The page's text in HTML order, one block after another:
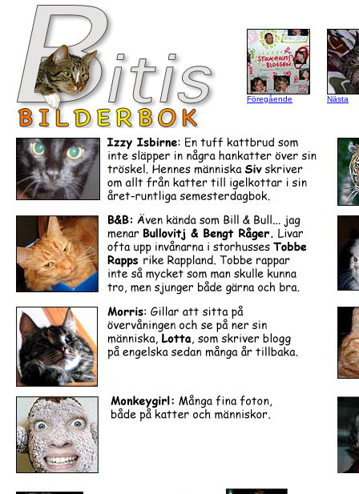
Föregående Nästa